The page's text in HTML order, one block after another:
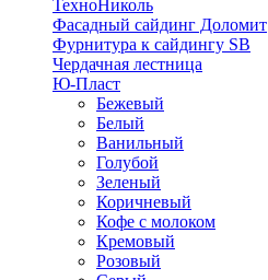
ТехноНиколь
Фасадный сайдинг Доломит
Фурнитура к сайдингу SB
Чердачная лестница
Ю-Пласт
Бежевый
Белый
Ванильный
Голубой
Зеленый
Коричневый
Кофе с молоком
Кремовый
Розовый